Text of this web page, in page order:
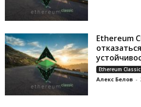
Ethereum
Ethereum Classic
Алекс Белов -